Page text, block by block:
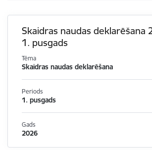
Skaidras naudas deklarēšana
1. pusgads
Tēma
Skaidras naudas deklarēšana
Periods
1. pusgads
Gads
2026